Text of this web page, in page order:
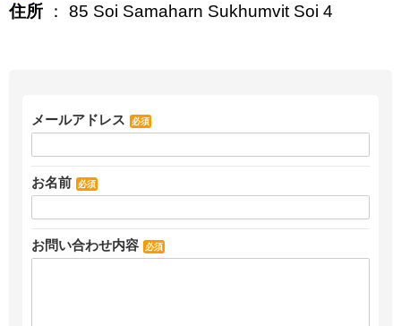
住所
： 85 Soi Samaharn Sukhumvit Soi 4
メールアドレス 必須
お名前 必須
お問い合わせ内容 必須